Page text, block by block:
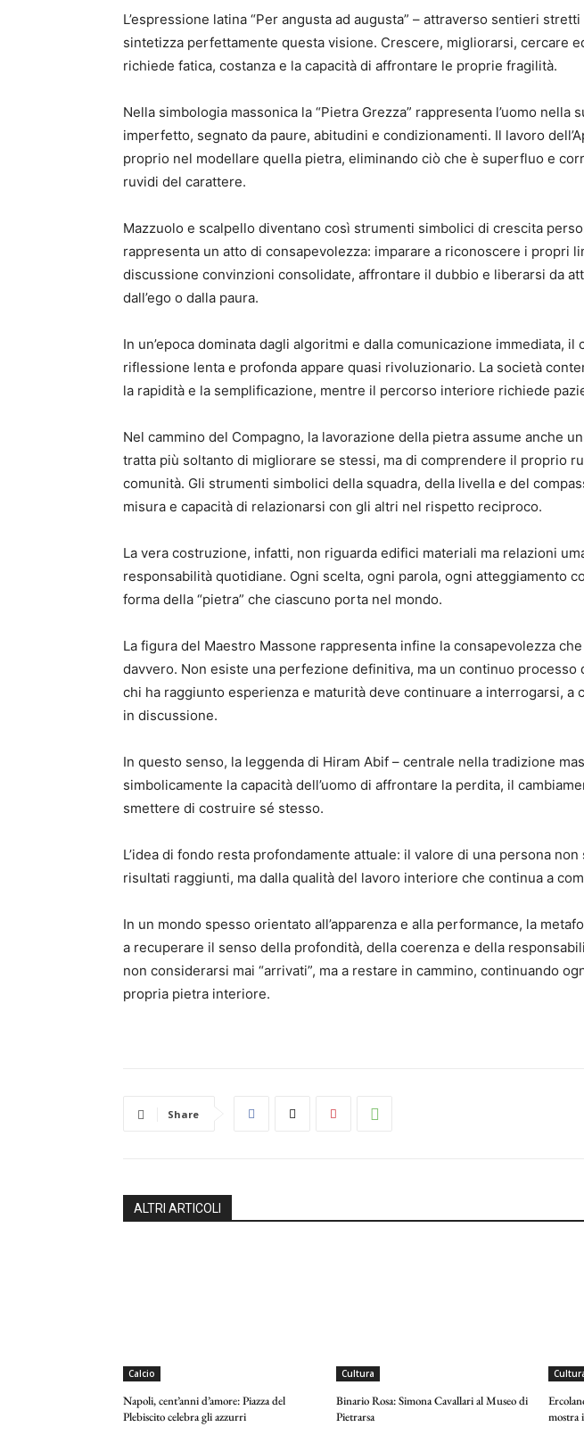
L’espressione latina “Per angusta ad augusta” – attraverso sentieri
sintetizza perfettamente questa visione. Crescere, migliorarsi, cercare
richiede fatica, costanza e la capacità di affrontare le proprie fragilità.
Nella simbologia massonica la “Pietra Grezza” rappresenta l’uomo nella
imperfetto, segnato da paure, abitudini e condizionamenti. Il lavoro
proprio nel modellare quella pietra, eliminando ciò che è superfluo e
ruvidi del carattere.
Mazzuolo e scalpello diventano così strumenti simbolici di crescita
rappresenta un atto di consapevolezza: imparare a riconoscere i propri
discussione convinzioni consolidate, affrontare il dubbio e liberarsi da
dall’ego o dalla paura.
In un’epoca dominata dagli algoritmi e dalla comunicazione immediata, il
riflessione lenta e profonda appare quasi rivoluzionario. La società
la rapidità e la semplificazione, mentre il percorso interiore richiede
Nel cammino del Compagno, la lavorazione della pietra assume anche
tratta più soltanto di migliorare se stessi, ma di comprendere il proprio
comunità. Gli strumenti simbolici della squadra, della livella e del
misura e capacità di relazionarsi con gli altri nel rispetto reciproco.
La vera costruzione, infatti, non riguarda edifici materiali ma relazioni
responsabilità quotidiane. Ogni scelta, ogni parola, ogni atteggiamento
forma della “pietra” che ciascuno porta nel mondo.
La figura del Maestro Massone rappresenta infine la consapevolezza
davvero. Non esiste una perfezione definitiva, ma un continuo processo
chi ha raggiunto esperienza e maturità deve continuare a interrogarsi, a
in discussione.
In questo senso, la leggenda di Hiram Abif – centrale nella tradizione
simbolicamente la capacità dell’uomo di affrontare la perdita, il
smettere di costruire sé stesso.
L’idea di fondo resta profondamente attuale: il valore di una persona
risultati raggiunti, ma dalla qualità del lavoro interiore che continua a
In un mondo spesso orientato all’apparenza e alla performance, la
a recuperare il senso della profondità, della coerenza e della
non considerarsi mai “arrivati”, ma a restare in cammino, continuando
propria pietra interiore.
Share
ALTRI ARTICOLI
Calcio
Napoli, cent’anni d’amore: Piazza del
Plebiscito celebra gli azzurri
Cultura
Binario Rosa: Simona Cavallari al Museo di
Pietrarsa
mostra